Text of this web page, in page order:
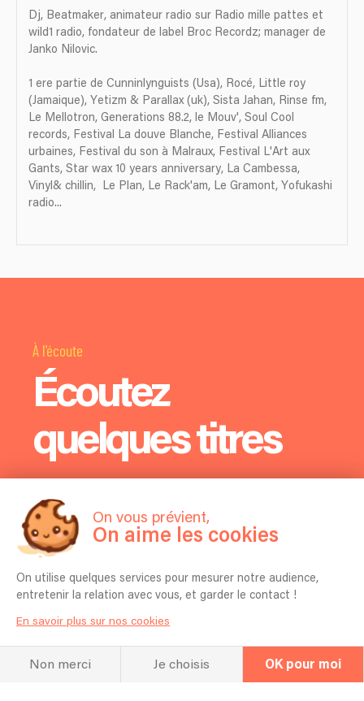
Dj, Beatmaker, animateur radio sur Radio mille pattes et
wild1 radio, fondateur de label Broc Recordz; manager de
Janko Nilovic.
1 ere partie de Cunninlynguists (Usa), Rocé, Little roy
(Jamaique), Yetizm & Parallax (uk), Sista Jahan, Rinse fm,
Le Mellotron, Generations 88.2, le Mouv', Soul Cool
records, Festival La douve Blanche, Festival Alliances
urbaines, Festival du son à Malraux, Festival L'Art aux
Gants, Star wax 10 years anniversary, La Cambessa,
Vinyl& chillin, Le Plan, Le Rack'am, Le Gramont, Yofukashi
radio...
À l'écoute
Écoutez
quelques titres
On vous prévient,
On aime les cookies
On utilise quelques services pour mesurer notre audience,
entretenir la relation avec vous, et garder le contact !
En savoir plus sur nos cookies
Non merci Je choisis OK pour moi